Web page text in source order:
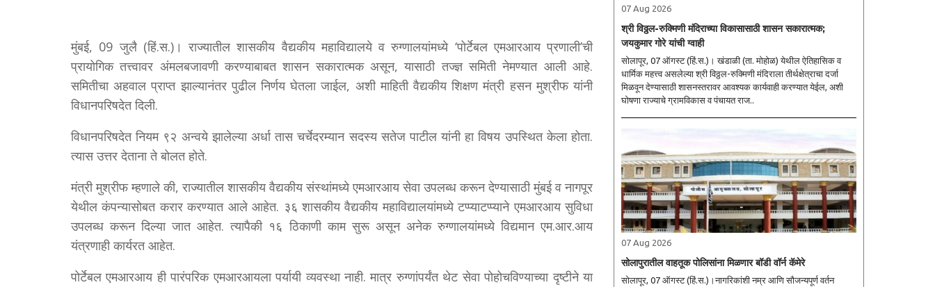
मुंबई, 09 जुलै (हिं.स.)। राज्यातील शासकीय वैद्यकीय महाविद्यालये व रुग्णालयांमध्ये ‘पोर्टेबल एमआरआय प्रणाली’ची
प्रायोगिक तत्त्वावर अंमलबजावणी करण्याबाबत शासन सकारात्मक असून, यासाठी तज्ज्ञ समिती नेमण्यात आली आहे.
समितीचा अहवाल प्राप्त झाल्यानंतर पुढील निर्णय घेतला जाईल, अशी माहिती वैद्यकीय शिक्षण मंत्री हसन मुश्रीफ यांनी
विधानपरिषदेत दिली.
विधानपरिषदेत नियम ९२ अन्वये झालेल्या अर्धा तास चर्चेदरम्यान सदस्य सतेज पाटील यांनी हा विषय उपस्थित केला होता.
त्यास उत्तर देताना ते बोलत होते.
मंत्री मुश्रीफ म्हणाले की, राज्यातील शासकीय वैद्यकीय संस्थांमध्ये एमआरआय सेवा उपलब्ध करून देण्यासाठी मुंबई व नागपूर
येथील कंपन्यासोबत करार करण्यात आले आहेत. ३६ शासकीय वैद्यकीय महाविद्यालयांमध्ये टप्प्याटप्प्याने एमआरआय सुविधा
उपलब्ध करून दिल्या जात आहेत. त्यापैकी १६ ठिकाणी काम सुरू असून अनेक रुग्णालयांमध्ये विद्यमान एम.आर.आय
यंत्रणाही कार्यरत आहेत.
पोर्टेबल एमआरआय ही पारंपरिक एमआरआयला पर्यायी व्यवस्था नाही. मात्र रुग्णांपर्यंत थेट सेवा पोहोचविण्याच्या दृष्टीने या
07 Aug 2026
श्री विठ्ठल-रुक्मिणी मंदिराच्या विकासासाठी शासन सकारात्मक;
जयकुमार गोरे यांची ग्वाही
सोलापूर, 07 ऑगस्ट (हिं.स.)। खंडाळी (ता. मोहोळ) येथील ऐतिहासिक व
धार्मिक महत्त्व असलेल्या श्री विठ्ठल-रुक्मिणी मंदिराला तीर्थक्षेत्राचा दर्जा
मिळवून देण्यासाठी शासनस्तरावर आवश्यक कार्यवाही करण्यात येईल, अशी
घोषणा राज्याचे ग्रामविकास व पंचायत राज..
07 Aug 2026
सोलापुरातील वाहतूक पोलिसांना मिळणार बॉडी वॉर्न कॅमेरे
सोलापूर, 07 ऑगस्ट (हिं.स.)।नागरिकांशी नम्र आणि सौजन्यपूर्ण वर्तन